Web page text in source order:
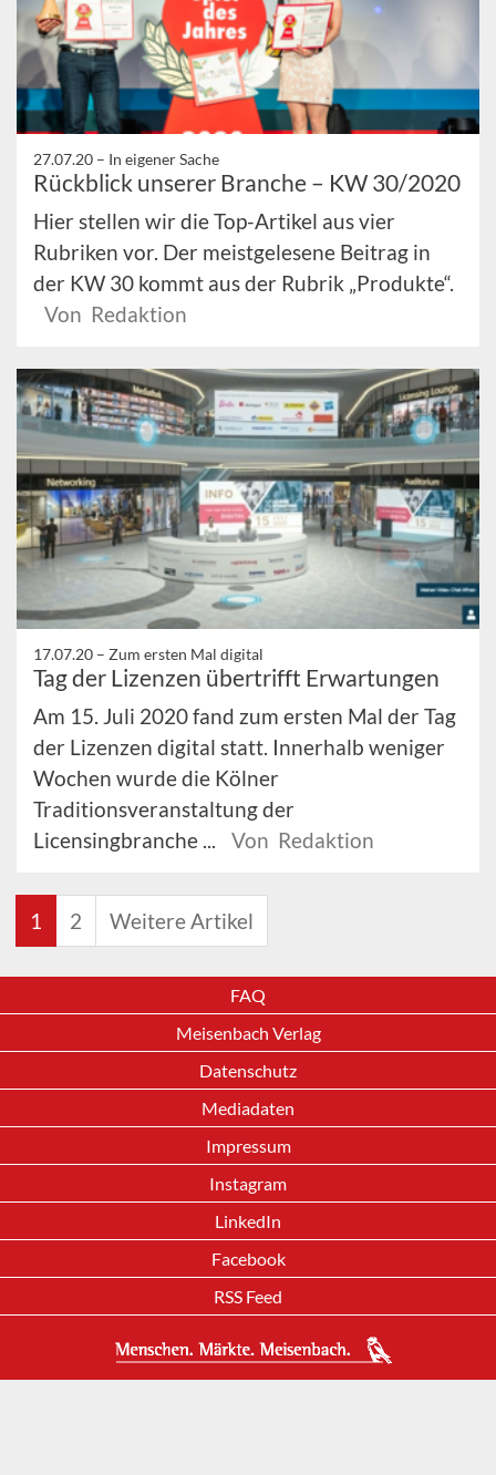
27.07.20 – In eigener Sache
Rückblick unserer Branche – KW 30/2020
Hier stellen wir die Top-Artikel aus vier
Rubriken vor. Der meistgelesene Beitrag in
der KW 30 kommt aus der Rubrik „Produkte“.
Von Redaktion
17.07.20 – Zum ersten Mal digital
Tag der Lizenzen übertrifft Erwartungen
Am 15. Juli 2020 fand zum ersten Mal der Tag
der Lizenzen digital statt. Innerhalb weniger
Wochen wurde die Kölner
Traditionsveranstaltung der
Licensingbranche ...
Von Redaktion
1 2 Weitere Artikel
FAQ
Meisenbach Verlag
Datenschutz
Mediadaten
Impressum
Instagram
LinkedIn
Facebook
RSS Feed